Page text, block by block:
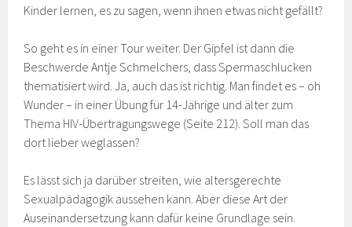
Kinder lernen, es zu sagen, wenn ihnen etwas nicht gefällt?
So geht es in einer Tour weiter. Der Gipfel ist dann die
Beschwerde Antje Schmelchers, dass Spermaschlucken
thematisiert wird. Ja, auch das ist richtig. Man findet es – oh
Wunder – in einer Übung für 14-Jährige und älter zum
Thema HIV-Übertragungswege (Seite 212). Soll man das
dort lieber weglassen?
Es lässt sich ja darüber streiten, wie altersgerechte
Sexualpädagogik aussehen kann. Aber diese Art der
Auseinandersetzung kann dafür keine Grundlage sein.